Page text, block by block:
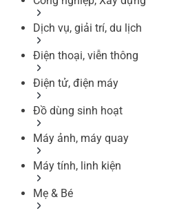
Dịch vụ, giải trí, du lịch
Điện thoại, viễn thông
Điện tử, điện máy
Đồ dùng sinh hoạt
Máy ảnh, máy quay
Máy tính, linh kiện
Mẹ & Bé